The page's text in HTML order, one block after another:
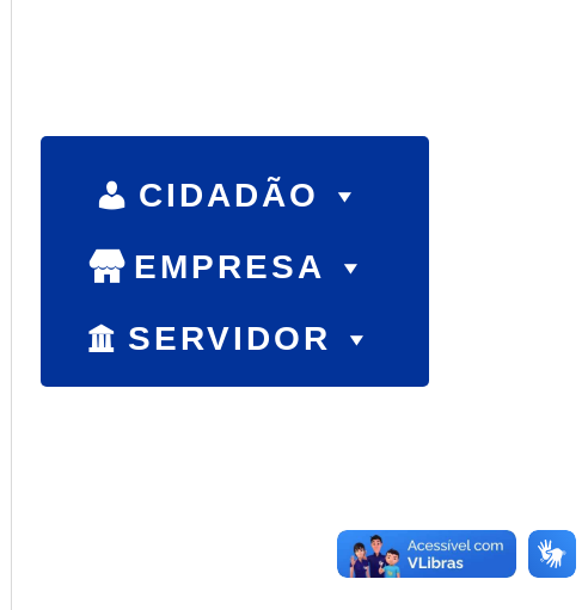
CIDADÃO
EMPRESA
SERVIDOR